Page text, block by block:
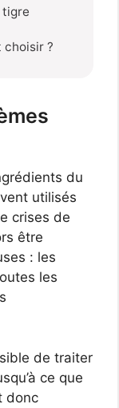
tigre
choisir ?
du
utilisés
crises de
être
: les
les
de traiter
ce que
donc